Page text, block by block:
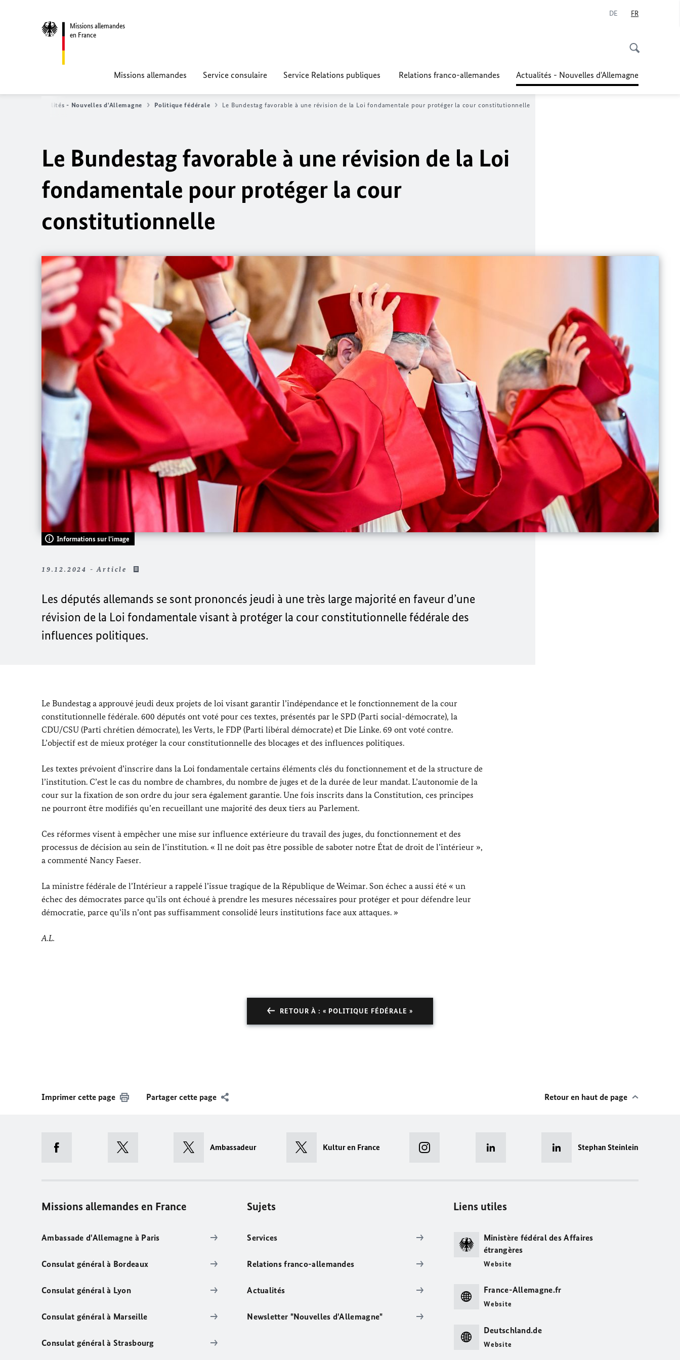
Missions allemandes
en France
DE FR
Missions allemandes Service consulaire Service Relations publiques Relations franco-allemandes Actualités - Nouvelles d'Allemagne
Actualités - Nouvelles d'Allemagne Politique fédérale Le Bundestag favorable à une révision de la Loi fondamentale pour protéger la cour constitutionnelle
Le Bundestagfavorable à une révision de la Loi
fondamentale pour protéger la cour
constitutionnelle
Informations sur l'image
19.12.2024 - Article
Les députés allemands se sont prononcés jeudi à une très large majorité en faveur d’une
révision de la Loi fondamentale visant à protéger la cour constitutionnelle fédérale des
influences politiques.
Le Bundestaga approuvé jeudi deux projets de loi visant garantir l’indépendance et le fonctionnement de la cour
constitutionnelle fédérale. 600 députés ont voté pour ces textes, présentés par le SPD (Parti social-démocrate), la
CDU/CSU (Parti chrétien démocrate), les Verts, le FDP (Parti libéral démocrate) et Die Linke. 69 ont voté contre.
L’objectif est de mieux protéger la cour constitutionnelle des blocages et des influences politiques.
Les textes prévoient d’inscrire dans la Loi fondamentale certains éléments clés du fonctionnement et de la structure de
l’institution. C’est le cas du nombre de chambres, du nombre de juges et de la durée de leur mandat. L’autonomie de la
cour sur la fixation de son ordre du jour sera également garantie. Une fois inscrits dans la Constitution, ces principes
ne pourront être modifiés qu’en recueillant une majorité des deux tiers au Parlement.
Ces réformes visent à empêcher une mise sur influence extérieure du travail des juges, du fonctionnement et des
processus de décision au sein de l’institution. « Il ne doit pas être possible de saboter notre État de droit de l’intérieur »,
a commenté Nancy Faeser.
La ministre fédérale de l’Intérieur a rappelé l’issue tragique de la République de Weimar. Son échec a aussi été « un
échec des démocrates parce qu’ils ont échoué à prendre les mesures nécessaires pour protéger et pour défendre leur
démocratie, parce qu’ils n’ont pas suffisamment consolidé leurs institutions face aux attaques. »
A.L.
RETOUR À : « POLITIQUE FÉDÉRALE »
Imprimer cette page Partager cette page Retour en haut de page
Ambassadeur Kultur en France Stephan Steinlein
Missions allemandes en France
Ambassade d'Allemagne à Paris
Consulat général à Bordeaux
Consulat général à Lyon
Consulat général à Marseille
Consulat général à Strasbourg
Sujets
Services
Relations franco-allemandes
Actualités
Newsletter "Nouvelles d'Allemagne"
Liens utiles
Ministère fédéral des Affaires
étrangères
Website
France-Allemagne.fr
Website
Deutschland.de
Website